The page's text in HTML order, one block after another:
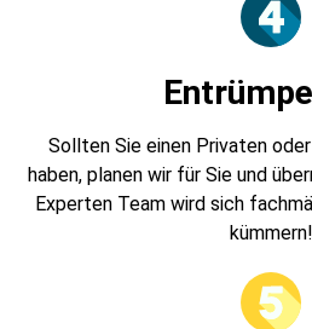
Sollten Sie einen Privaten
haben, planen wir für Sie und
Experten Team wird sich
kümmern!